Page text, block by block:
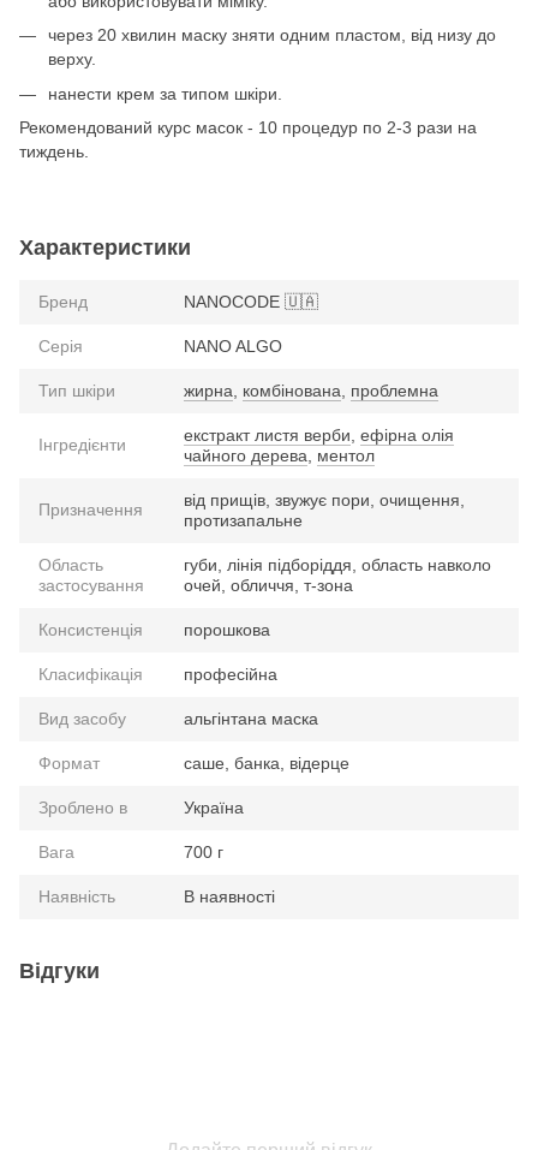
через 20 хвилин маску зняти одним пластом, від низу до
верху.
нанести крем за типом шкіри.
Рекомендований курс масок - 10 процедур по 2-3 рази на
тиждень.
Характеристики
Бренд NANOCODE 🇺🇦
Серія NANO ALGO
Тип шкіри жирна комбінована проблемна
Інгредієнти екстракт листя верби ефірна олія
чайного дерева
ментол
Призначення
від прищів, звужує пори, очищення,
протизапальне
Область
застосування
губи, лінія підборіддя, область навколо
очей, обличчя, т-зона
Консистенція порошкова
Класифікація професійна
Вид засобу альгінтана маска
Формат саше, банка, відерце
Зроблено в Україна
Вага 700 г
Наявність В наявності
Відгуки